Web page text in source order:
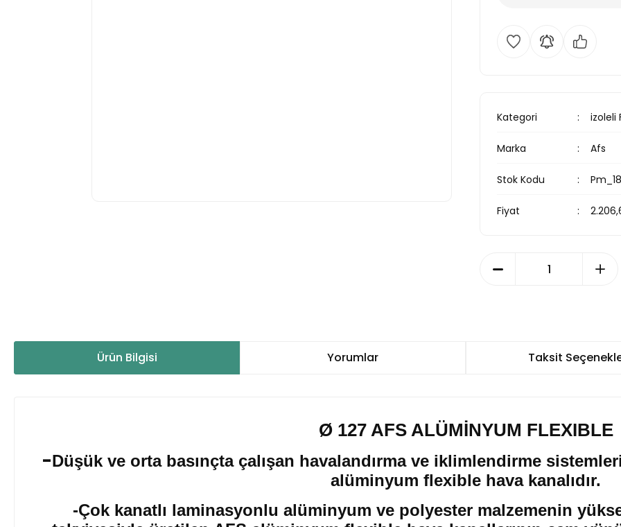
Kategori izoleli
Marka Afs
Stok Kodu
Fiyat
Ürün Bilgisi Yorumlar Taksit
Ø 127 AFS ALÜMİNYUM FLEXIBLE
-Düşük ve orta basınçta çalışan havalandırma ve iklimlendirme
alüminyum flexible hava kanalıdır.
-Çok kanatlı laminasyonlu alüminyum ve polyester malzemenin